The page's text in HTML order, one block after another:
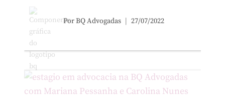
PorBQ Advogadas 27/07/2022